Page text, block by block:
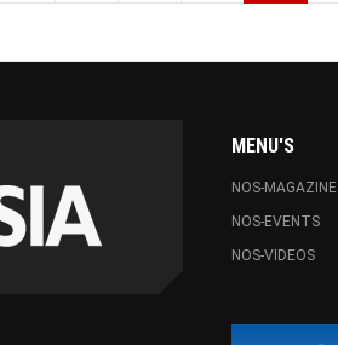
MENU'S
NOS-MAGAZINE
NOS-EVENTS
NOS-VIDEOS